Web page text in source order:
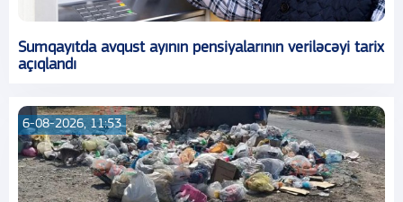
Sumqayıtda avqust ayının pensiyalarının veriləcəyi tarix
açıqlandı
6-08-2026, 11:53